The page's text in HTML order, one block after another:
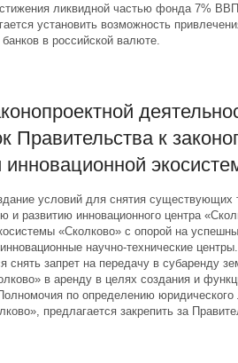
ликвидной частью фонда 7%
установить возможность
в российской валюте.
Правительства к
условий для снятия существующих
и развитию инновационного центра
«Сколково» с опорой на
научно-технические
снять запрет на передачу в субаренду
в аренду в целях создания и
по определению юридического
предлагается закрепить за